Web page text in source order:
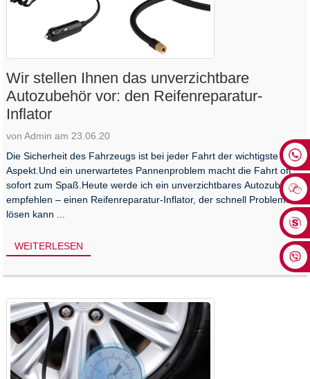
Wir stellen Ihnen das unverzichtbare
Autozubehör vor: den Reifenreparatur-
Inflator
von Admin am 23.06.20
Die Sicherheit des Fahrzeugs ist bei jeder Fahrt der wichtigste
Aspekt.Und ein unerwartetes Pannenproblem macht die Fahrt oft
sofort zum Spaß.Heute werde ich ein unverzichtbares Autozubehör
empfehlen – einen Reifenreparatur-Inflator, der schnell Probleme
lösen kann ...
WEITERLESEN